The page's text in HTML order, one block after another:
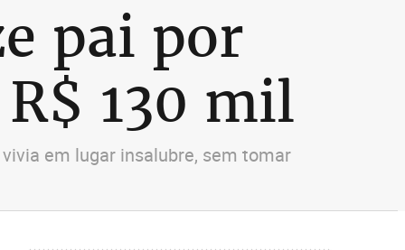
pai por
130 mil
em lugar insalubre, sem tomar